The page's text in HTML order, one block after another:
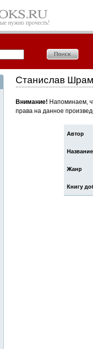
нужно прочесть!
Станислав
Внимание! Напоминаем,
права на данное
Автор
Название
Жанр
Книгу